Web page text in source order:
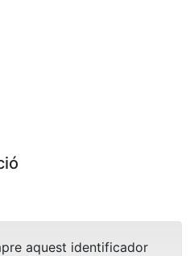
aquest identificador